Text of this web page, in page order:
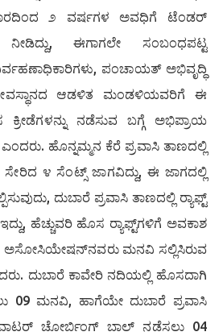
೨ ವರ್ಷಗಳ ಅವಧಿಗೆ ಟೆಂಡರ್
ಈಗಾಗಲೇ ಸಂಬಂಧಪಟ್ಟ
ಪಂಚಾಯತ್ ಅಭಿವೃದ್ಧಿ
ಆಡಳಿತ ಮಂಡಳಿಯವರಿಗೆ ಈ
ಕ್ರೀಡೆಗಳನ್ನು ನಡೆಸುವ ಬಗ್ಗೆ ಅಭಿಪ್ರಾಯ
ಹೊನ್ನಮ್ಮನ ಕೆರೆ ಪ್ರವಾಸಿ ತಾಣದಲ್ಲಿ
೪ ಸೆಂಟ್ಸ್ ಜಾಗವಿದ್ದು, ಈ ಜಾಗದಲ್ಲಿ
ದುಬಾರೆ ಪ್ರವಾಸಿ ತಾಣದಲ್ಲಿ ರ‍್ಯಾಫ್ಟ್
ಹೆಚ್ಚುವರಿ ಹೊಸ ರ‍್ಯಾಫ್ಟ್‌ಗಳಿಗೆ ಅವಕಾಶ
ಅಸೋಸಿಯೇಷನ್‌ನವರು ಮನವಿ ಸಲ್ಲಿಸಿರುವ
ದುಬಾರೆ ಕಾವೇರಿ ನದಿಯಲ್ಲಿ ಹೊಸದಾಗಿ
09 ಮನವಿ, ಹಾಗೆಯೇ ದುಬಾರೆ ಪ್ರವಾಸಿ
ಚೋರ್ಬಿಂಗ್ ಬಾಲ್ ನಡೆಸಲು 04